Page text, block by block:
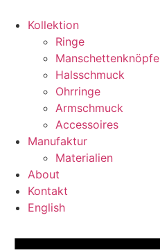
Inhalt
springen
Kollektion
Ringe
Manschettenknöpfe
Halsschmuck
Ohrringe
Armschmuck
Accessoires
Manufaktur
Materialien
About
Kontakt
English